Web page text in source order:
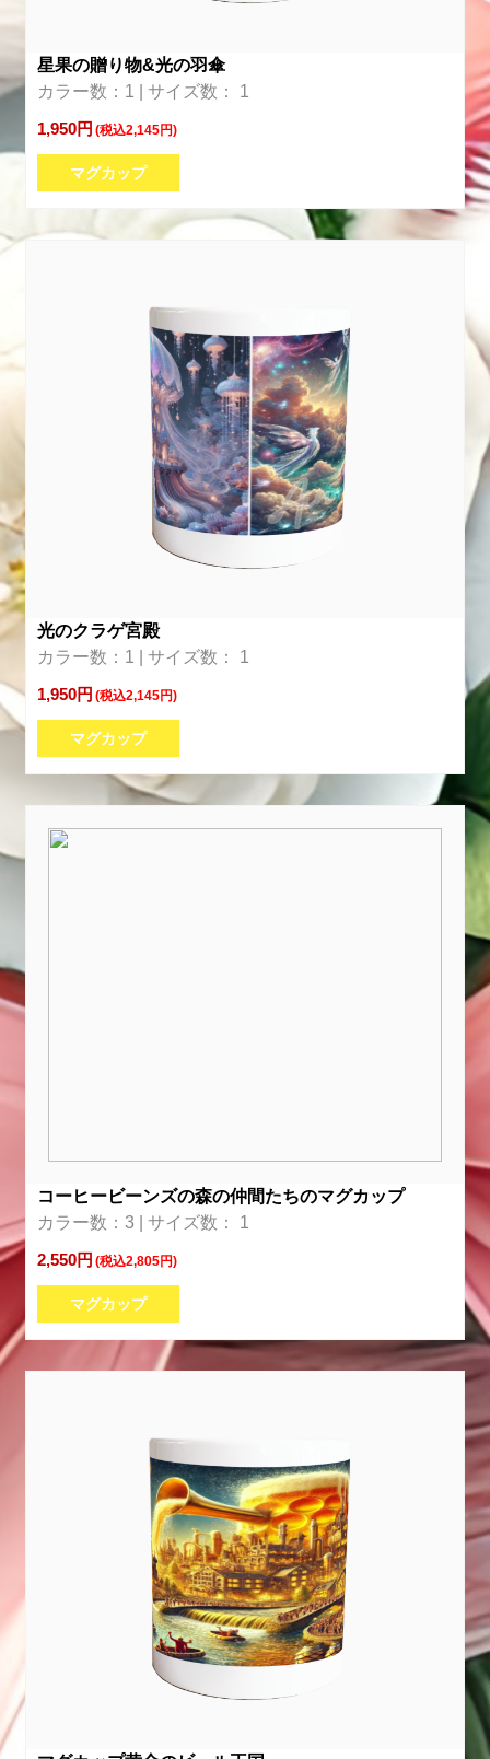
星果の贈り物&光の羽傘
カラー数：1 | サイズ数： 1
1,950円 (税込2,145円)
マグカップ
光のクラゲ宮殿
カラー数：1 | サイズ数： 1
1,950円 (税込2,145円)
マグカップ
コーヒービーンズの森の仲間たちのマグカップ
カラー数：3 | サイズ数： 1
2,550円 (税込2,805円)
マグカップ